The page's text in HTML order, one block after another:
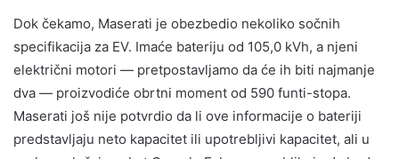
Dok čekamo, Maserati je obezbedio nekoliko sočnih
specifikacija za EV. Imaće bateriju od 105,0 kVh, a njeni
električni motori — pretpostavljamo da će ih biti najmanje
dva — proizvodiće obrtni moment od 590 funti-stopa.
Maserati još nije potvrdio da li ove informacije o bateriji
predstavljaju neto kapacitet ili upotrebljivi kapacitet, ali u